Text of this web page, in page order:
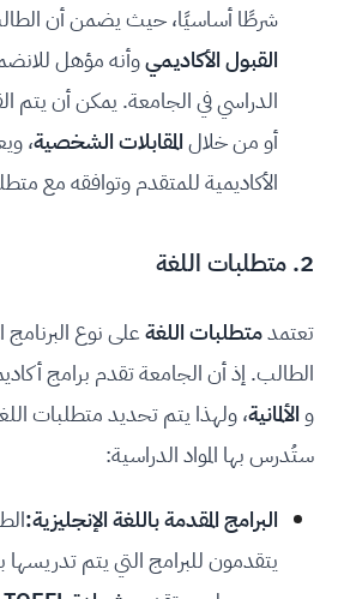
شرطًا أساسيًا، حيث يضمن أن
القبول الأكاديميوأنه مؤهل
الدراسي في الجامعة. يمكن أن يتم
أو من خلالالمقابلات الشخصية،
الأكاديمية للمتقدم وتوافقه مع
2. متطلبات اللغة
تعتمدمتطلبات اللغةعلى نوع البرنامج
الطالب. إذ أن الجامعة تقدم برامج
والألمانية، ولهذا يتم تحديد متطلبات
ستُدرس بها المواد الدراسية:
البرامج المقدمة باللغة الإنجليزية:
يتقدمون للبرامج التي يتم تدريسها